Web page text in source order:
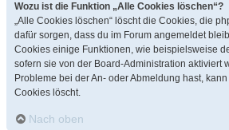
Wozu ist die Funktion „Alle Cookies löschen“?
„Alle Cookies löschen“ löscht die Cookies, die
dafür sorgen, dass du im Forum angemeldet
Cookies einige Funktionen, wie beispielsweise
sofern sie von der Board-Administration aktiviert
Probleme bei der An- oder Abmeldung hast,
Cookies löscht.
Nach oben